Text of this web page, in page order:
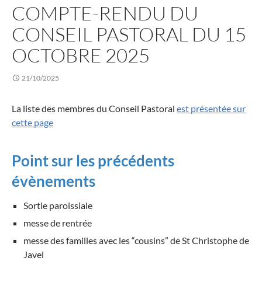
COMPTE-RENDU DU
CONSEIL PASTORAL DU 15
OCTOBRE 2025
21/10/2025
La liste des membres du Conseil Pastoral est présentée sur
cette page
Point sur les précédents
évènements
Sortie paroissiale
messe de rentrée
messe des familles avec les “cousins” de St Christophe de
Javel